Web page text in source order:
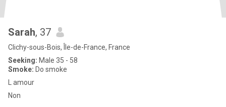
Sarah, 37
Clichy-sous-Bois, Île-de-France, France
Seeking: Male 35 - 58
Smoke: Do smoke
L amour
Non